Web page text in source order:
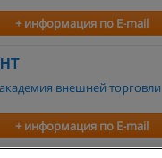
+ информация по E-mail
внешней торговли
+ информация по E-mail